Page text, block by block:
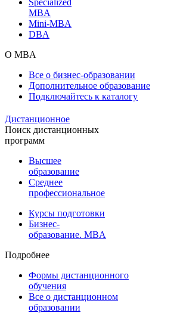
MBA
Mini-MBA
DBA
О MBA
Все о бизнес-образовании
Дополнительное образование
Подключайтесь к каталогу
Дистанционное
Поиск дистанционных
программ
Высшее
образование
Среднее
профессиональное
Курсы подготовки
Бизнес-
образование. MBA
Подробнее
Формы дистанционного
обучения
Все о дистанционном
образовании